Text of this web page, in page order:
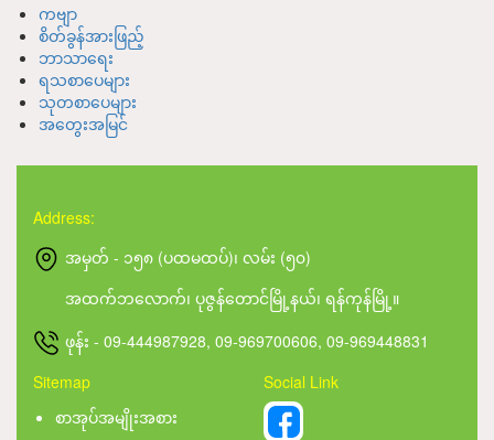
ကဗျာ
စိတ်ခွန်အားဖြည့်
ဘာသာရေး
ရသစာပေများ
သုတစာပေများ
အတွေးအမြင်
Address:
အမှတ် - ၁၅၈ (ပထမထပ်)၊ လမ်း (၅၀)
အထက်ဘလောက်၊ ပုဇွန်တောင်မြို့နယ်၊ ရန်ကုန်မြို့။
ဖုန်း - 09-444987928, 09-969700606, 09-969448831
Sitemap
စာအုပ်အမျိုးအစား
Social Link